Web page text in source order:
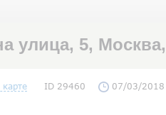
улица, 5,
ID 29460 07/03/2018